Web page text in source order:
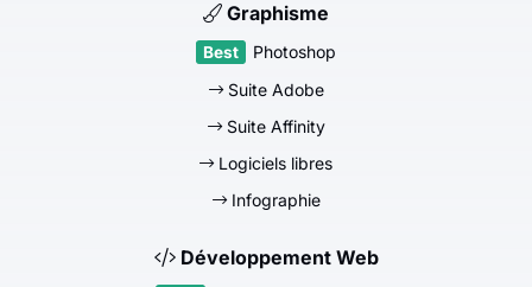
Graphisme
Photoshop
Suite Adobe
Suite Affinity
Logiciels libres
Infographie
Développement Web